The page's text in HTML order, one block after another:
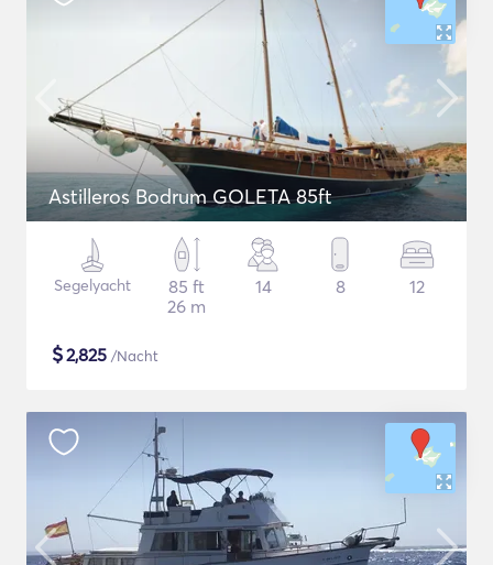
Astilleros Bodrum GOLETA 85ft
Segelyacht
85 ft
26 m
14 8 12
$2,825 /Nacht